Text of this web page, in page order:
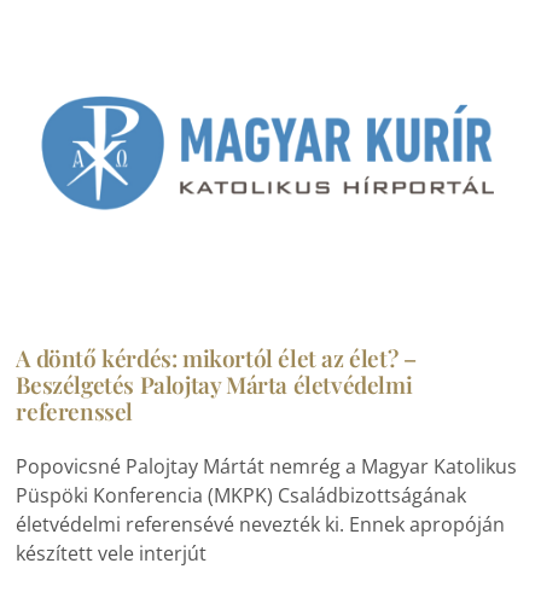
A döntő kérdés: mikortól élet az élet? –
Beszélgetés Palojtay Márta életvédelmi
referenssel
Popovicsné Palojtay Mártát nemrég a Magyar Katolikus
Püspöki Konferencia (MKPK) Családbizottságának
életvédelmi referensévé nevezték ki. Ennek apropóján
készített vele interjút